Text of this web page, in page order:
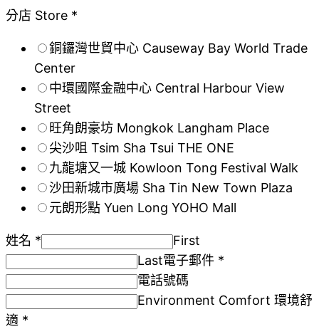
分店 Store *
銅鑼灣世貿中心 Causeway Bay World Trade
Center
中環國際金融中心 Central Harbour View
Street
旺角朗豪坊 Mongkok Langham Place
尖沙咀 Tsim Sha Tsui THE ONE
九龍塘又一城 Kowloon Tong Festival Walk
沙田新城市廣場 Sha Tin New Town Plaza
元朗形點 Yuen Long YOHO Mall
姓名 *
First
Last電子郵件 *
電話號碼
Environment Comfort 環境舒
適 *